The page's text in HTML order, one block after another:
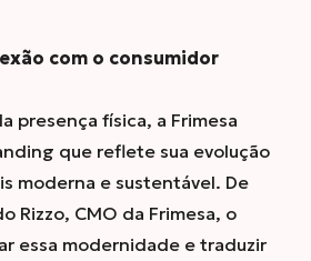
com o consumidor
presença física, a Frimesa
que reflete sua evolução
moderna e sustentável. De
Rizzo, CMO da Frimesa, o
essa modernidade e traduzir